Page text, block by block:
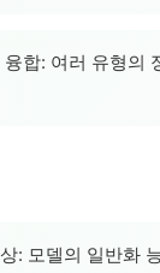
융합: 여러 유형의
: 모델의 일반화